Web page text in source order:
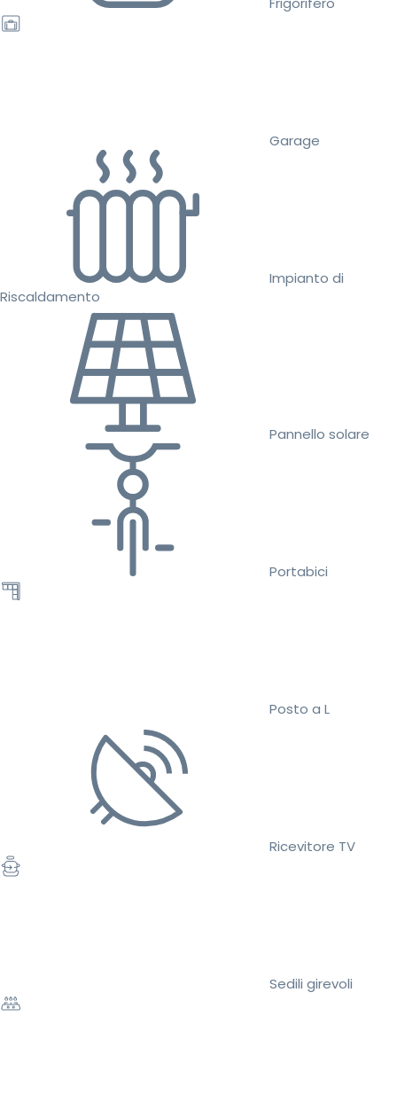
Garage
Impianto di
Riscaldamento
Pannello solare
Portabici
Posto a L
Ricevitore TV
Sedili girevoli